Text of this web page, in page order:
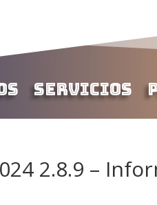
Servicios
2.8.9 –